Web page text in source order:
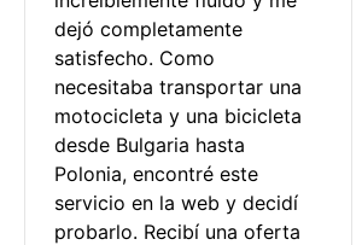
dejó completamente
satisfecho. Como
necesitaba transportar una
motocicleta y una bicicleta
desde Bulgaria hasta
Polonia, encontré este
servicio en la web y decidí
probarlo. Recibí una oferta